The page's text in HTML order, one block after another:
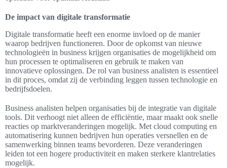
De impact van digitale transformatie
Digitale transformatie heeft een enorme invloed op de manier
waarop bedrijven functioneren. Door de opkomst van nieuwe
technologieën in business krijgen organisaties de mogelijkheid om
hun processen te optimaliseren en gebruik te maken van
innovatieve oplossingen. De rol van business analisten is essentieel
in dit proces, omdat zij de verbinding leggen tussen technologie en
bedrijfsdoelen.
Business analisten helpen organisaties bij de integratie van digitale
tools. Dit verhoogt niet alleen de efficiëntie, maar maakt ook snelle
reacties op marktveranderingen mogelijk. Met cloud computing en
automatisering kunnen bedrijven hun operaties versnellen en de
samenwerking binnen teams bevorderen. Deze veranderingen
leiden tot een hogere productiviteit en maken sterkere klantrelaties
mogelijk.